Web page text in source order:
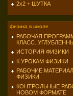
2х2 + ШУТКА
физика в школе
РАБОЧАЯ
КЛАСС.
ИСТОРИЯ ФИЗИКИ
К УРОКАМ ФИЗИКИ
РАБОЧИЕ
ФИЗИКИ
КОНТРОЛЬНЫЕ
НОВОМ ФОРМАТЕ